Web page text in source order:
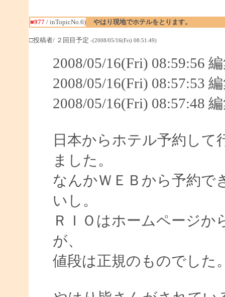
■977/ inTopicNo.6) やはり現地でホテルをとります。
□投稿者/ ２回目予定 -(2008/05/16(Fri) 08:51:49)
2008/05/16(Fri) 08:59:56
2008/05/16(Fri) 08:57:53
2008/05/16(Fri) 08:57:48
日本からホテル予約し
ました。
なんかＷＥＢから予約で
いし。
ＲＩＯはホームページ
が、
値段は正規のものでした